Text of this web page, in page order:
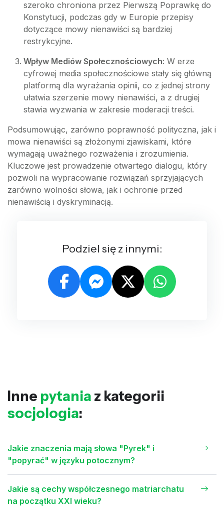
szeroko chroniona przez Pierwszą Poprawkę do
Konstytucji, podczas gdy w Europie przepisy
dotyczące mowy nienawiści są bardziej
restrykcyjne.
Wpływ Mediów Społecznościowych: W erze
cyfrowej media społecznościowe stały się główną
platformą dla wyrażania opinii, co z jednej strony
ułatwia szerzenie mowy nienawiści, a z drugiej
stawia wyzwania w zakresie moderacji treści.
Podsumowując, zarówno poprawność polityczna, jak i
mowa nienawiści są złożonymi zjawiskami, które
wymagają uważnego rozważenia i zrozumienia.
Kluczowe jest prowadzenie otwartego dialogu, który
pozwoli na wypracowanie rozwiązań sprzyjających
zarówno wolności słowa, jak i ochronie przed
nienawiścią i dyskryminacją.
Podziel się z innymi:
Inne pytania z kategorii
socjologia:
Jakie znaczenia mają słowa "Pyrek" i
"popyrać" w języku potocznym?
Jakie są cechy współczesnego matriarchatu
na początku XXI wieku?